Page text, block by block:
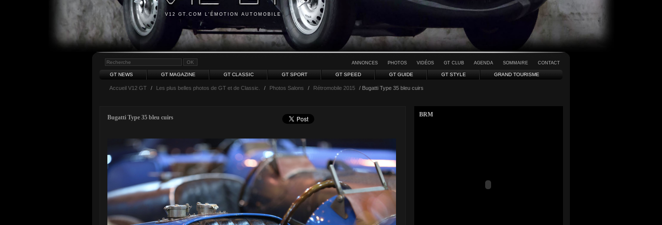
V12 GT.COM L'ÉMOTION AUTOMOBILE
ANNONCES PHOTOS VIDÉOS GT CLUB AGENDA SOMMAIRE CONTACT
GT NEWS GT MAGAZINE GT CLASSIC GT SPORT GT SPEED GT GUIDE GT STYLE GRAND TOURISME
Accueil V12 GT / Les plus belles photos de GT et de Classic. / Photos Salons / Rétromobile 2015 / Bugatti Type 35 bleu cuirs
Bugatti Type 35 bleu cuirs BRM